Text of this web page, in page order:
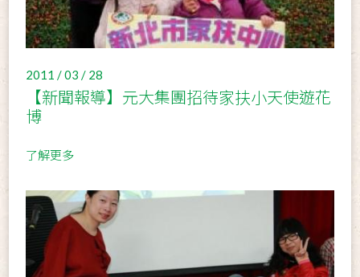
2011 / 03 / 28
【新聞報導】元大集團招待家扶小天使遊花
博
了解更多